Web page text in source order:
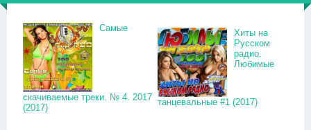
Самые
скачиваемые треки. № 4. 2017
(2017)
Хиты на
Русском
радио.
Любимые
танцевальные #1 (2017)